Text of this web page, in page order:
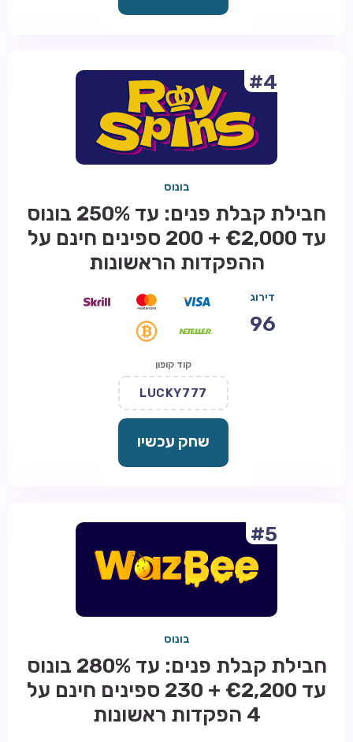
#4
בונוס
חבילת קבלת פנים: עד 250% בונוס
עד €2,000 + 200 ספינים חינם על
ההפקדות הראשונות
דירוג
96
קוד קופון
LUCKY777
שחק עכשיו
#5
בונוס
חבילת קבלת פנים: עד 280% בונוס
עד €2,200 + 230 ספינים חינם על
4 הפקדות ראשונות